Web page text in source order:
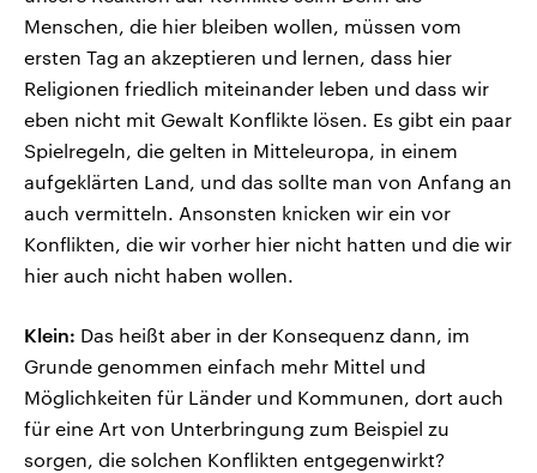
Menschen, die hier bleiben wollen, müssen vom
ersten Tag an akzeptieren und lernen, dass hier
Religionen friedlich miteinander leben und dass wir
eben nicht mit Gewalt Konflikte lösen. Es gibt ein paar
Spielregeln, die gelten in Mitteleuropa, in einem
aufgeklärten Land, und das sollte man von Anfang an
auch vermitteln. Ansonsten knicken wir ein vor
Konflikten, die wir vorher hier nicht hatten und die wir
hier auch nicht haben wollen.
Klein: Das heißt aber in der Konsequenz dann, im
Grunde genommen einfach mehr Mittel und
Möglichkeiten für Länder und Kommunen, dort auch
für eine Art von Unterbringung zum Beispiel zu
sorgen, die solchen Konflikten entgegenwirkt?